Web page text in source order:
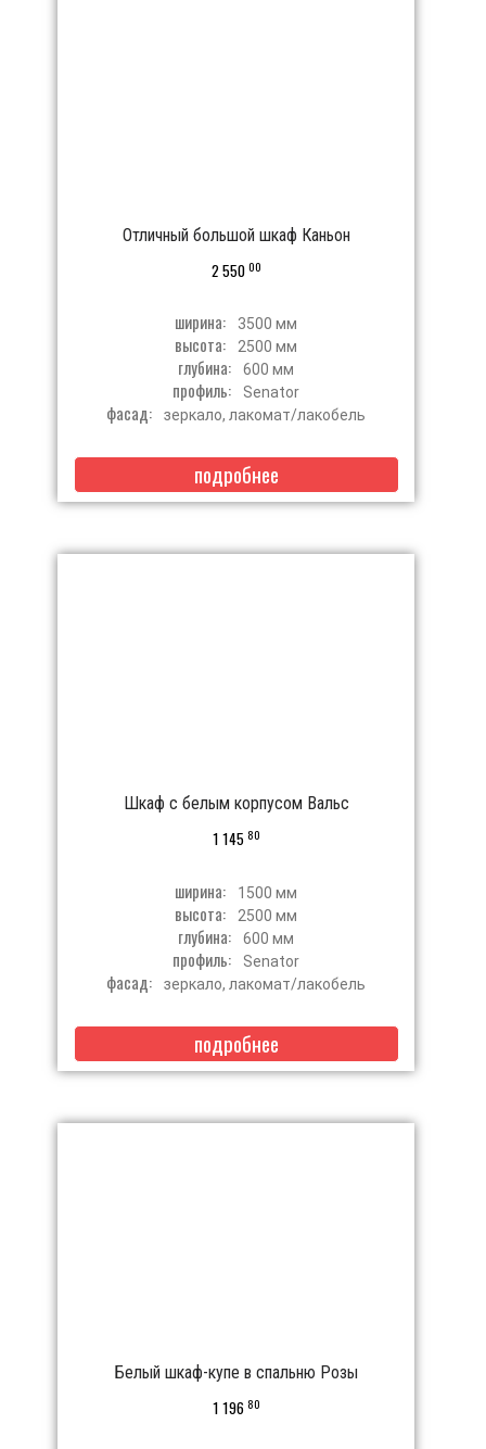
Отличный большой шкаф Каньон
2 550 00
ширина: 3500 мм
высота: 2500 мм
глубина: 600 мм
профиль: Senator
фасад: зеркало, лакомат/лакобель
подробнее
Шкаф с белым корпусом Вальс
1 145 80
ширина: 1500 мм
высота: 2500 мм
глубина: 600 мм
профиль: Senator
фасад: зеркало, лакомат/лакобель
подробнее
Белый шкаф-купе в спальню Розы
1 196 80